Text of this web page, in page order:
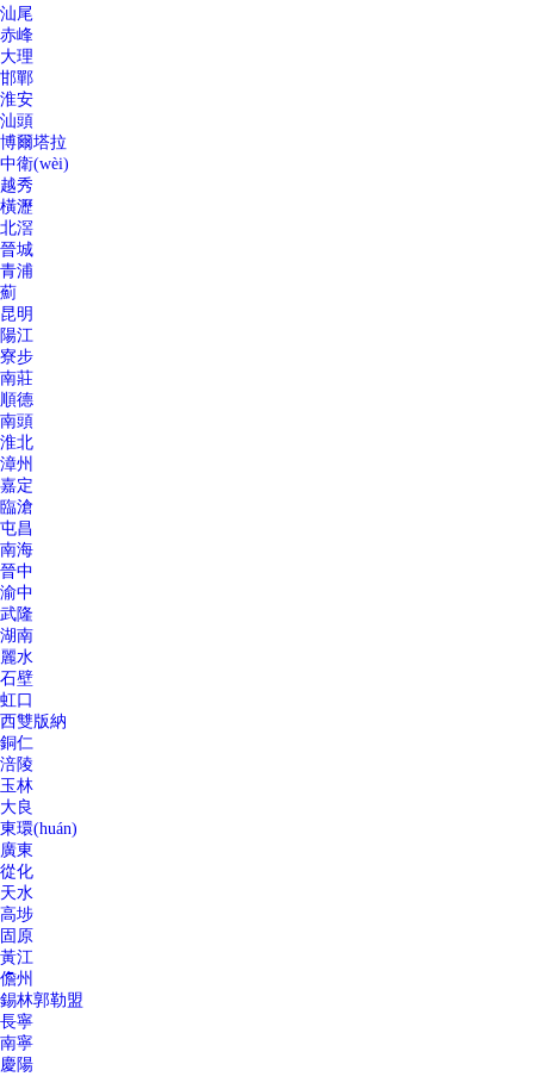
汕尾
赤峰
大理
邯鄲
淮安
汕頭
博爾塔拉
中衛(wèi)
越秀
橫瀝
北滘
晉城
青浦
薊
昆明
陽江
寮步
南莊
順德
南頭
淮北
漳州
嘉定
臨滄
屯昌
南海
晉中
渝中
武隆
湖南
麗水
石壁
虹口
西雙版納
銅仁
涪陵
玉林
大良
東環(huán)
廣東
從化
天水
高埗
固原
黃江
儋州
錫林郭勒盟
長寧
南寧
慶陽